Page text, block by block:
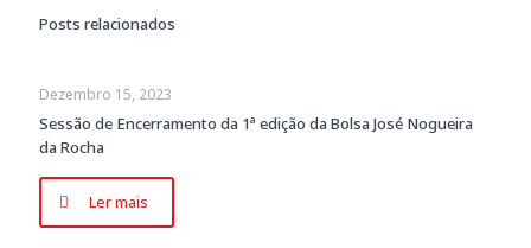
Posts relacionados
Dezembro 15, 2023
Sessão de Encerramento da 1ª edição da Bolsa José Nogueira
da Rocha
Ler mais